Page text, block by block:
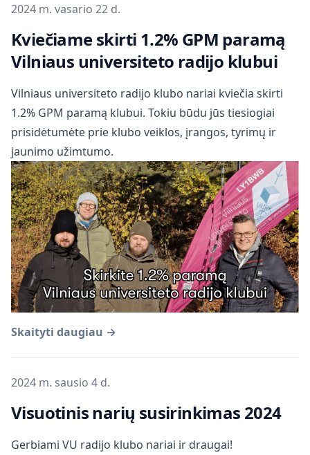
Publikuota
2024 m. vasario 22 d.
Kviečiame skirti 1.2% GPM paramą
Vilniaus universiteto radijo klubui
Vilniaus universiteto radijo klubo nariai kviečia skirti
1.2% GPM paramą klubui. Tokiu būdu jūs tiesiogiai
prisidėtumėte prie klubo veiklos, įrangos, tyrimų ir
jaunimo užimtumo.
Skaityti daugiau →
Publikuota
2024 m. sausio 4 d.
Visuotinis narių susirinkimas 2024
Gerbiami VU radijo klubo nariai ir draugai!